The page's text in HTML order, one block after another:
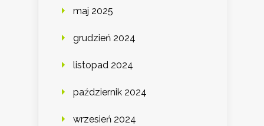
maj 2025
grudzień 2024
listopad 2024
październik 2024
wrzesień 2024